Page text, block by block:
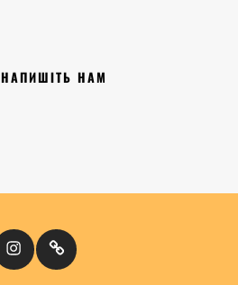
НАПИШІТЬ НАМ
InstagramКіномандри